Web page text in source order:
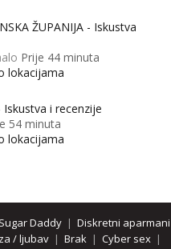
ŽUPANIJA - Iskustva
Prije 44 minuta
lokacijama
Iskustva i recenzije
54 minuta
lokacijama
Sugar Daddy| Diskretni aparmani
/ ljubav | Brak | Cyber sex |